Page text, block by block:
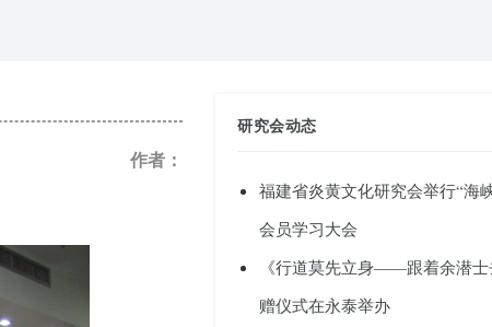
作者：
研究会动态
福建省炎黄文化研究会举行“海
会员学习大会
《行道莫先立身——跟着余潜
赠仪式在永泰举办